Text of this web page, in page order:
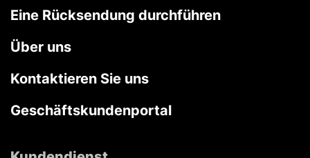
Eine Rücksendung durchführen
Über uns
Kontaktieren Sie uns
Geschäftskundenportal